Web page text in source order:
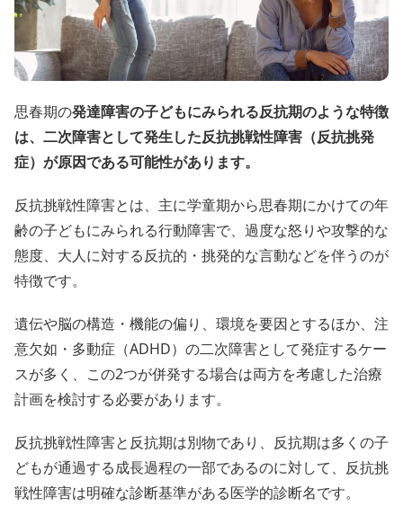
思春期の発達障害の子どもにみられる反抗期のような特徴
は、二次障害として発生した反抗挑戦性障害（反抗挑発
症）が原因である可能性があります。
反抗挑戦性障害とは、主に学童期から思春期にかけての年
齢の子どもにみられる行動障害で、過度な怒りや攻撃的な
態度、大人に対する反抗的・挑発的な言動などを伴うのが
特徴です。
遺伝や脳の構造・機能の偏り、環境を要因とするほか、注
意欠如・多動症（ADHD）の二次障害として発症するケー
スが多く、この2つが併発する場合は両方を考慮した治療
計画を検討する必要があります。
反抗挑戦性障害と反抗期は別物であり、反抗期は多くの子
どもが通過する成長過程の一部であるのに対して、反抗挑
戦性障害は明確な診断基準がある医学的診断名です。